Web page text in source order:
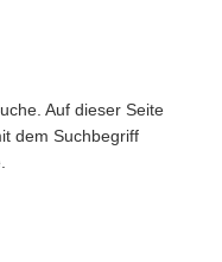
Auf dieser Seite
dem Suchbegriff